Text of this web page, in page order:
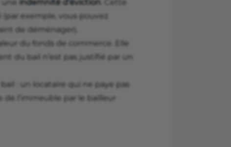
une indemnité d’éviction . Cette
exemple, vous pouvez
de déménager).
du fonds de commerce. Elle
du bail n’est pas justifié par un
: un locataire qui ne paye pas
de l’immeuble par le bailleur